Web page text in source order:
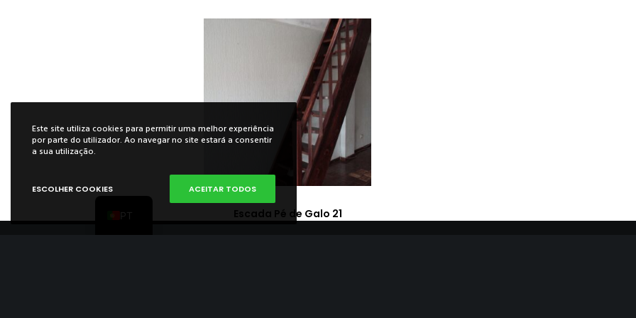
Escada Pé de Galo 21
Este site utiliza cookies para permitir uma melhor experiência
por parte do utilizador. Ao navegar no site estará a consentir
a sua utilização.
ESCOLHER COOKIES ACEITAR TODOS
PT
ES